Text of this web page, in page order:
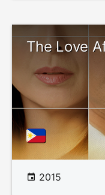
The Love
2015